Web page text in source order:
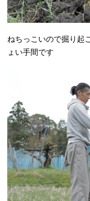
ねちっこいので掘り起
ょい手間です